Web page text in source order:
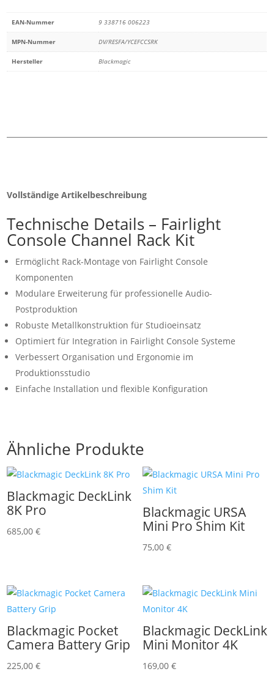
EAN-Nummer 9 338716 006223
MPN-Nummer DV/RESFA/YCEFCCSRK
Hersteller Blackmagic
Vollständige Artikelbeschreibung
Technische Details – Fairlight
Console Channel Rack Kit
Ermöglicht Rack-Montage von Fairlight Console
Komponenten
Modulare Erweiterung für professionelle Audio-
Postproduktion
Robuste Metallkonstruktion für Studioeinsatz
Optimiert für Integration in Fairlight Console Systeme
Verbessert Organisation und Ergonomie im
Produktionsstudio
Einfache Installation und flexible Konfiguration
Ähnliche Produkte
Blackmagic DeckLink
8K Pro
685,00€
Blackmagic URSA
Mini Pro Shim Kit
75,00 €
Blackmagic Pocket
Camera Battery Grip
225,00€
Blackmagic DeckLink
Mini Monitor 4K
169,00 €